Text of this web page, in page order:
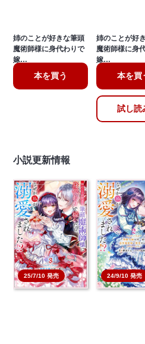
姉のことが好きな筆頭
魔術師様に身代わりで
嫁…
本を買う
姉のことが好
魔術師様に身
嫁…
本を買
試し読
小説更新情報
25/7/10 発売 24/9/10 発売